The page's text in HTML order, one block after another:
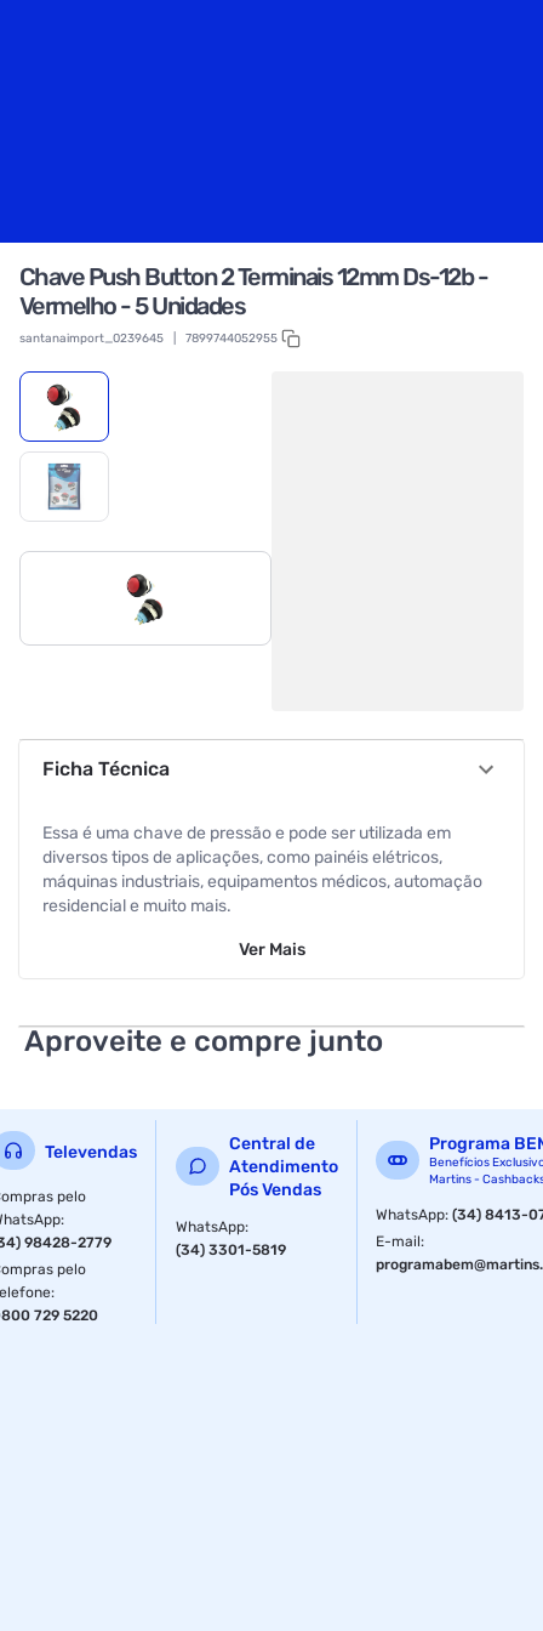
Chave Push Button 2 Terminais 12mm Ds-12b -
Vermelho - 5 Unidades
santanaimport_0239645 7899744052955
Ficha Técnica
Essa é uma chave de pressão e pode ser utilizada em
diversos tipos de aplicações, como painéis elétricos,
máquinas industriais, equipamentos médicos, automação
residencial e muito mais.
A chave push button tem um design moderno e elegante,
que podem ser conectados a circuitos diferentes,
permitindo acionar ou desligar dois dispositivos ao mesmo
também tem uma alta resistência mecânica e elétrica,
suportando até 3A de corrente e 250V de tensão. Além
disso, ela é feita de materiais de qualidade que garantem
sua durabilidade e proteção contra choques, poeira e
umidade.
Ver Mais
Aproveite e compre junto
Televendas
pelo
:
98428-2779
pelo
:
729 5220
Central de
Atendimento
Pós Vendas
WhatsApp:
(34) 3301-5819
Programa
Benefícios
Martins -
WhatsApp:(34) 8413-
E-mail: